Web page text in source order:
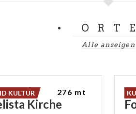
Alle anzeigen
Kirche
KULTUR 276 mt